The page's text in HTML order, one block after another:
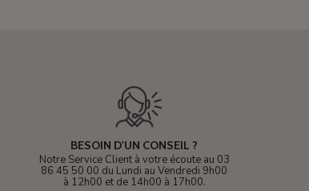
BESOIN D'UN CONSEIL ?
Notre Service Client à votre écoute au 03
86 45 50 00 du Lundi au Vendredi 9h00
à 12h00 et de 14h00 à 17h00.